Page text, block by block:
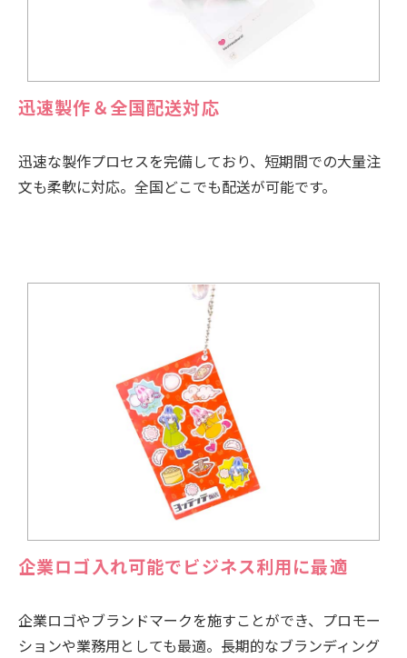
迅速製作＆全国配送対応
迅速な製作プロセスを完備しており、短期間での大量注
文も柔軟に対応。全国どこでも配送が可能です。
企業ロゴ入れ可能でビジネス利用に最適
企業ロゴやブランドマークを施すことができ、プロモー
ションや業務用としても最適。長期的なブランディング